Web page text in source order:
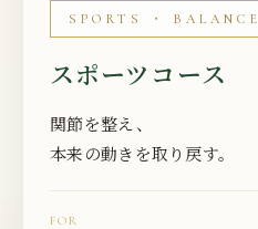
SPORTS ・ BALANCE
スポーツコース
関節を整え、
本来の動きを取り戻す。
FOR